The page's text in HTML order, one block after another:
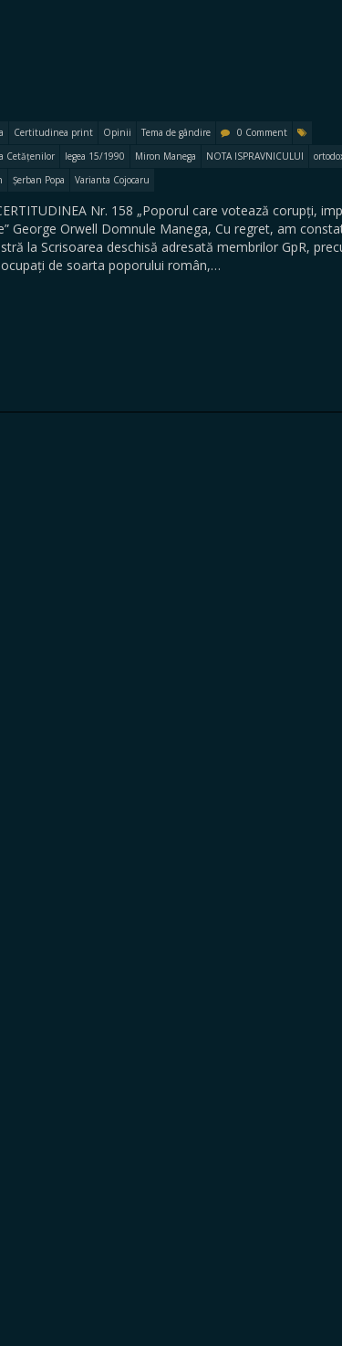
Certitudinea print Opinii Tema de gândire
0 Comment
Cetățenilor legea 15/1990 Miron Manega NOTA ISPRAVNICULUI
Șerban Popa Varianta Cojocaru
Nr. 158 „Poporul care votează corupți,
George Orwell Domnule Manega, Cu regret, am
la Scrisoarea deschisă adresată membrilor GpR,
de soarta poporului român,…